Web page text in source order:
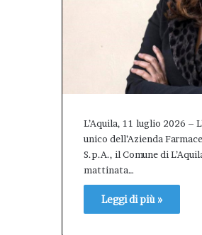
L’Aquila, 11 luglio 2026 –
unico dell’Azienda
S.p.A., il Comune di
mattinata…
Leggi di più »